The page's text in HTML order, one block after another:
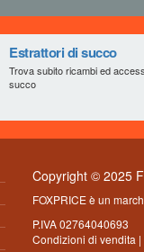
Estrattori di succo
Trova subito ricambi ed
succo
Copyright © 2025
FOXPRICE è un
P.IVA 02764040693
Condizioni di vendita |